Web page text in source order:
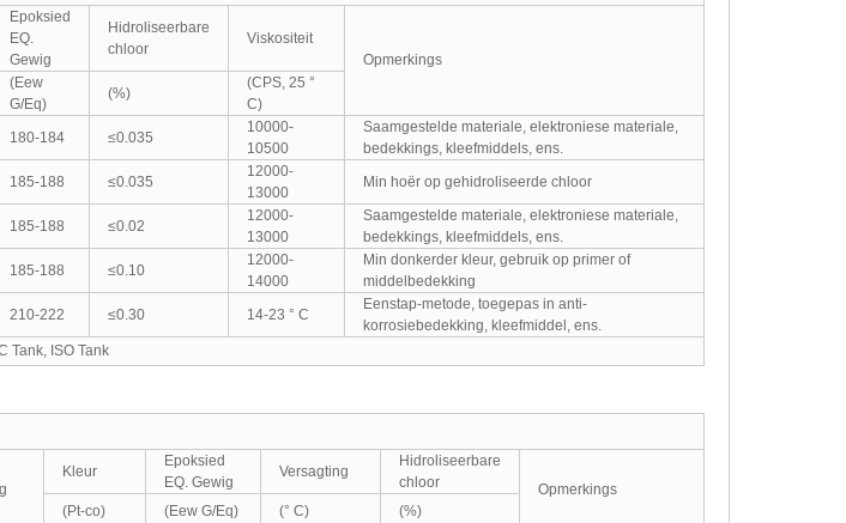
Epoksied
EQ.
Gewig
Hidroliseerbare
chloor
Viskositeit
Opmerkings
(Eew
G/Eq)
(%)
(CPS, 25 °
C)
180-184 ≤0.035
10000-
10500
Saamgestelde materiale, elektroniese materiale,
bedekkings, kleefmiddels, ens.
185-188 ≤0.035
12000-
13000
Min hoër op gehidroliseerde chloor
185-188 ≤0.02
12000-
13000
Saamgestelde materiale, elektroniese materiale,
bedekkings, kleefmiddels, ens.
185-188 ≤0.10
12000-
14000
Min donkerder kleur, gebruik op primer of
middelbedekking
210-222 ≤0.30 14-23 ° C
Eenstap-metode, toegepas in anti-
korrosiebedekking, kleefmiddel, ens.
Tank, ISO Tank
Kleur
Epoksied
EQ. Gewig
Versagting
Hidroliseerbare
chloor
Opmerkings
(Pt-co)
(Eew G/Eq) (° C) (%)